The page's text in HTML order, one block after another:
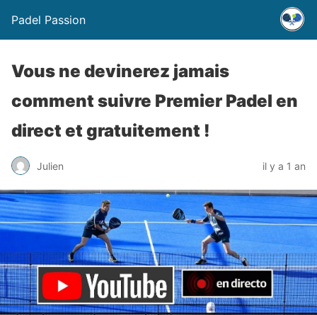
Padel Passion
Vous ne devinerez jamais
comment suivre Premier Padel en
direct et gratuitement !
Julien il y a 1 an